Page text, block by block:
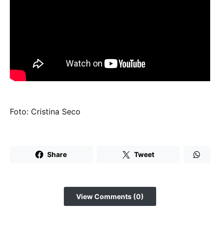
Foto: Cristina Seco
Share Tweet
View Comments (0)